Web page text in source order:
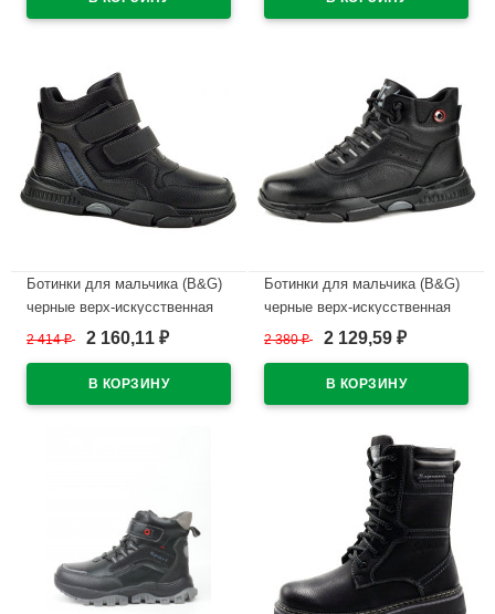
Ботинки для мальчика (B&G)
черные верх-искусственная
кожа подкладка
m-bg-5332-9A
2 414₽ 2 160,11 ₽
Ботинки для мальчика (B&G)
черные верх-искусственная
кожа подкладка
RC51_5332-8A
2 380₽ 2 129,59 ₽